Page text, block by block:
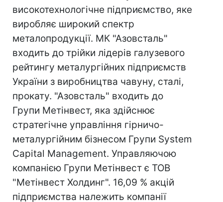
високотехнологічне підприємство, яке
виробляє широкий спектр
металопродукції. МК "Азовсталь"
входить до трійки лідерів галузевого
рейтингу металургійних підприємств
України з виробництва чавуну, сталі,
прокату. "Азовсталь" входить до
Групи Метінвест, яка здійснює
стратегічне управління гірничо-
металургійним бізнесом Групи System
Capital Management. Управляючою
компанією Групи Метінвест є ТОВ
"Метінвест Холдинг". 16,09 % акцій
підприємства належить компанії